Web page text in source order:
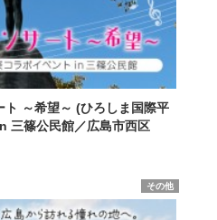
～希望～ (ひろしま国際平
三篠公民館／広島市西区
その他